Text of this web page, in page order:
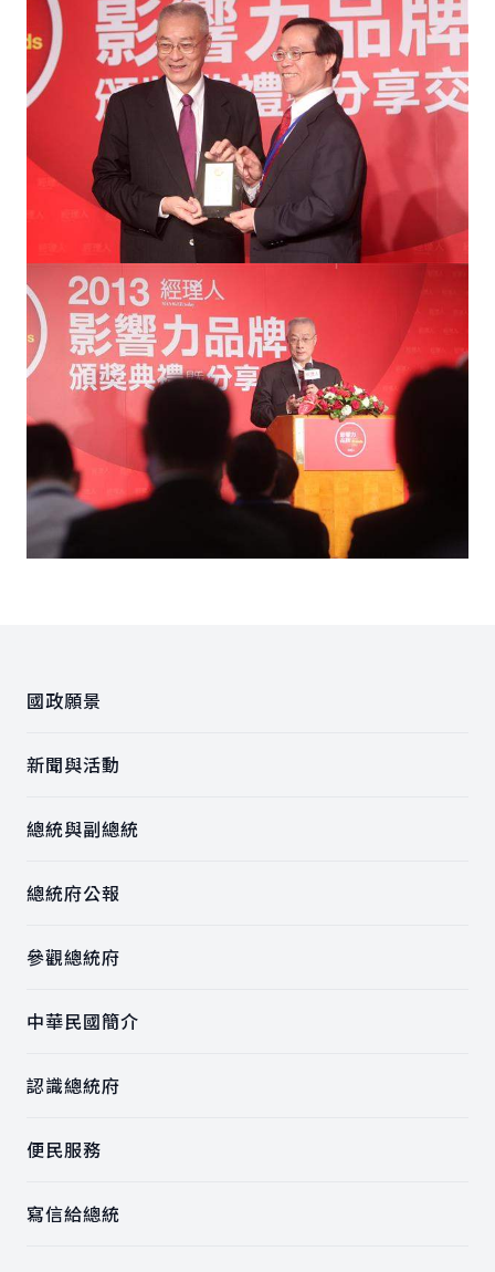
國政願景
新聞與活動
總統與副總統
總統府公報
參觀總統府
中華民國簡介
認識總統府
便民服務
寫信給總統